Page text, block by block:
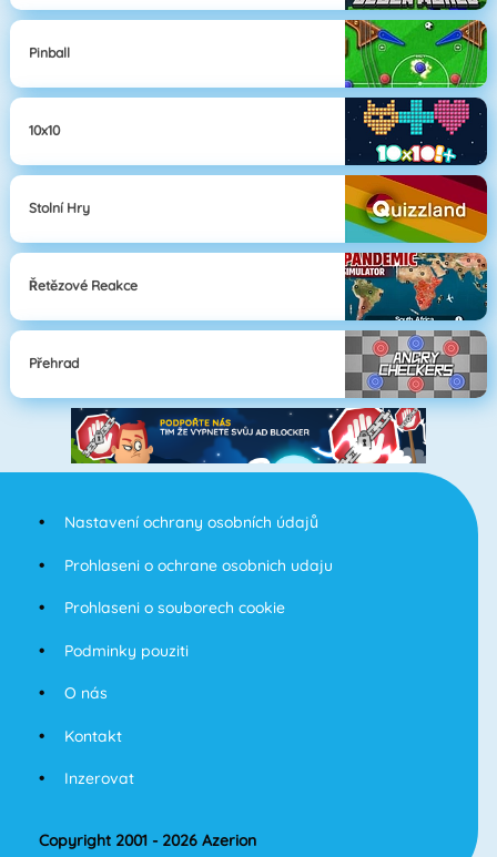
Pinball
10x10
Stolní Hry
Řetězové Reakce
Přehrad
Nastavení ochrany osobních údajů
Prohlaseni o ochrane osobnich udaju
Prohlaseni o souborech cookie
Podminky pouziti
O nás
Kontakt
Inzerovat
Copyright 2001 - 2026 Azerion